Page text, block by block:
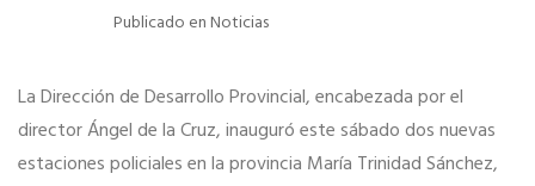
Publicado enNoticias
La Dirección de Desarrollo Provincial, encabezada por el
director Ángel de la Cruz, inauguró este sábado dos nuevas
estaciones policiales en la provincia María Trinidad Sánchez,